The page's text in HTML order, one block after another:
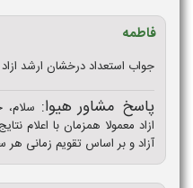
فاطمه
جواب استعداد درخشان ارشد
پاسخ مشاور هیوا: سلام،
ازاد معمولا همزمان با اعلام
آزاد و بر اساس تقویم زمانی